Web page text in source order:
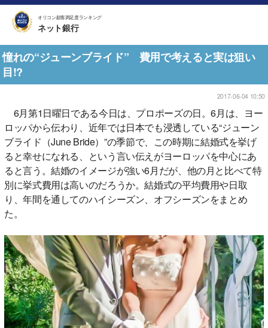
オリコン顧客満足度ランキング
ネット銀行
憧れの“ジューンブライド” 費用で考えると実は狙い
目!?
2017-06-04 10:50
6月第1日曜日である今日は、プロポーズの日。6月は、ヨー
ロッパから伝わり、近年では日本でも浸透している“ジューン
ブライド（June Bride）”の季節で、この時期に結婚式を挙げ
ると幸せになれる、という言い伝えがヨーロッパを中心にあ
ると言う。結婚のイメージが強い6月だが、他の月と比べて特
別に挙式費用は高いのだろうか。結婚式の平均費用や日取
り、年間を通してのハイシーズン、オフシーズンをまとめ
た。